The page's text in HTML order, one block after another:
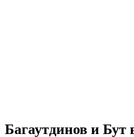
Багаутдинов и Бут